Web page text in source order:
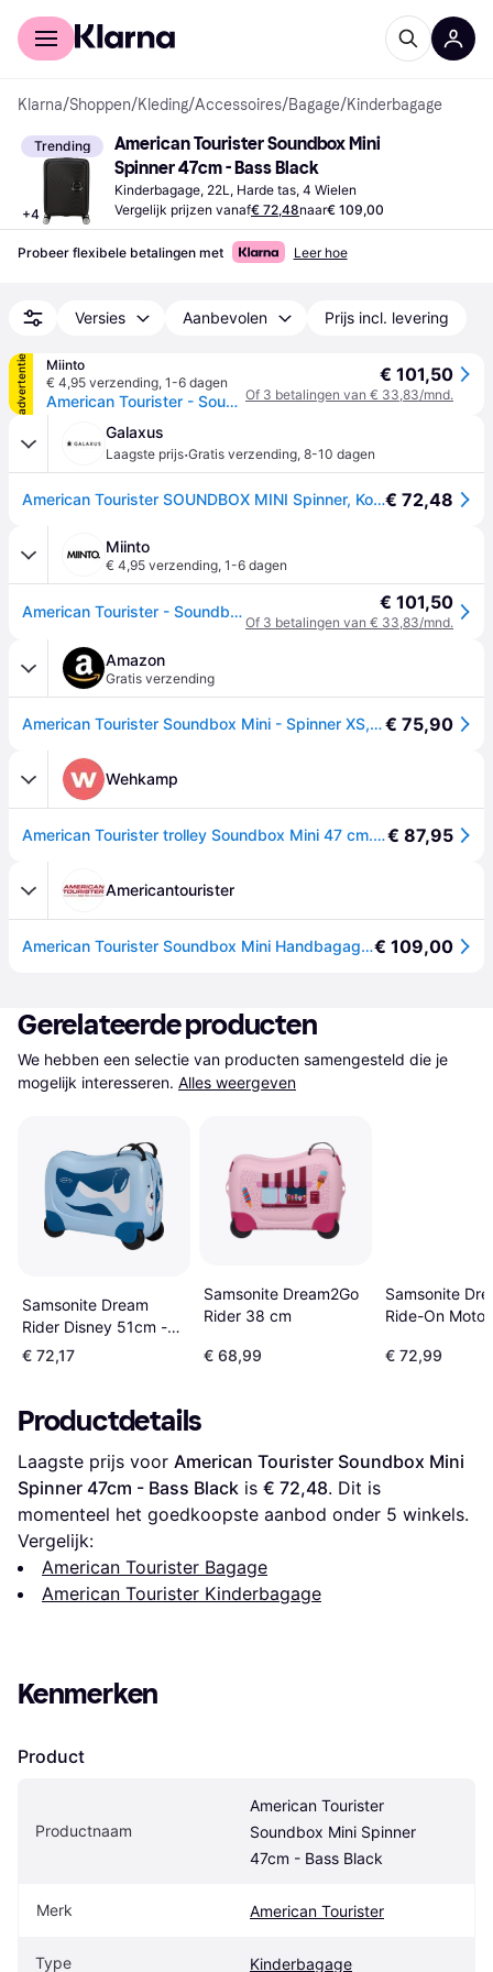
Voor shoppers
Klarna/Shoppen/Kleding/Accessoires/Bagage/Kinderbagage
Trending
+4
American Tourister Soundbox Mini
Spinner 47cm - Bass Black
Kinderbagage, 22L, Harde tas, 4 Wielen
Vergelijk prijzen vanaf€ 72,48naar€ 109,00
Probeer flexibele betalingen met Leer hoe
Versies Aanbevolen Prijs incl. levering
advertentie
Miinto
€ 4,95 verzending, 1-6 dagen
American Tourister - Soundbox Mini Trolley Cabin ABS - unisex - Koffers - Zwart - Maat: ONE Size
€ 101,50
Of 3 betalingen van € 33,83/mnd.
Galaxus
Laagste prijs·Gratis verzending, 8-10 dagen
American Tourister SOUNDBOX MINI Spinner, Koffer, Zwart€ 72,48
Miinto
€ 4,95 verzending, 1-6 dagen
American Tourister - Soundbox Mini Trolley Cabin ABS - unisex - Koffers - Zwart - Maat: ONE Size € 101,50
Of 3 betalingen van € 33,83/mnd.
Amazon
Gratis verzending
American Tourister Soundbox Mini - Spinner XS, Kinderbagage, 47 cm, 22 L, Zwart (Bass Black)€ 75,90
Wehkamp
American Tourister trolley Soundbox Mini 47 cm. zwart€ 87,95
Americantourister
American Tourister Soundbox Mini Handbagage Bass Black€ 109,00
Gerelateerde producten
We hebben een selectie van producten samengesteld die je
mogelijk interesseren. Alles weergeven
Samsonite Dream
Rider Disney 51cm -
Puppy
€ 72,17
Samsonite Dream2Go
Rider 38 cm
€ 68,99
Samsonite
Ride-On
38 cm
€ 72,99
Productdetails
Laagste prijs voor American Tourister Soundbox Mini
Spinner 47cm - Bass Black is € 72,48. Dit is
momenteel het goedkoopste aanbod onder 5 winkels.
Vergelijk:
American Tourister Bagage
American Tourister Kinderbagage
Kenmerken
Product
Productnaam
American Tourister
Soundbox Mini Spinner
47cm - Bass Black
Merk American Tourister
Type Kinderbagage